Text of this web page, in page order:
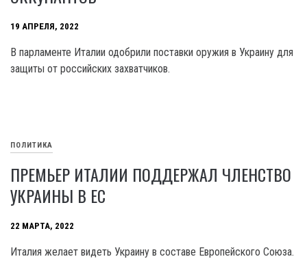
19 АПРЕЛЯ, 2022
В парламенте Италии одобрили поставки оружия в Украину для
защиты от российских захватчиков.
ПОЛИТИКА
ПРЕМЬЕР ИТАЛИИ ПОДДЕРЖАЛ ЧЛЕНСТВО
УКРАИНЫ В ЕС
22 МАРТА, 2022
Италия желает видеть Украину в составе Европейского Союза.